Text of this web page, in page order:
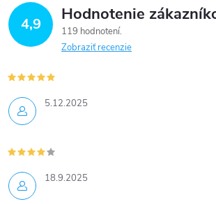
4,9 Hodnotenie
119 hodnotení
Zobraziť recenzie
5.12.2025
18.9.2025